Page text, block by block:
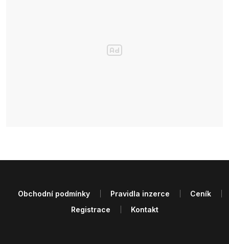
Obchodní podmínky Pravidla inzerce
Ceník
Registrace
Kontakt